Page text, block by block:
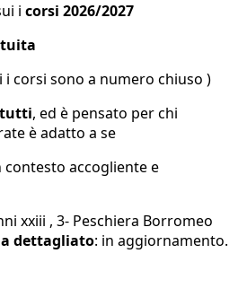
i corsi 2026/2027
i corsi sono a numero chiuso )
, ed è pensato per chi
è adatto a se
accogliente e
xxiii , 3- Peschiera Borromeo
dettagliato: in aggiornamento.